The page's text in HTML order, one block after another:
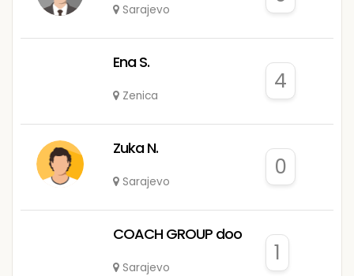
Sarajevo
Ena S.
Zenica
4
Zuka N.
Sarajevo
0
COACH GROUP doo
Sarajevo
1